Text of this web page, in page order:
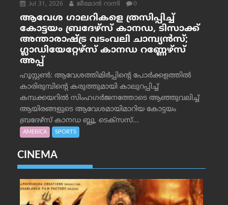
Jul 31, 2026 ജീമോന്‍ റാന്നി 0
ആവേശ ഗാലറികളെ ത്രസിപ്പിച്ച്
കോട്ടയം ബ്രദേഴ്‌സ് കാനഡ, ടിസാക്ക്
അന്താരാഷ്ട്ര വടംവലി ചാമ്പ്യന്‍സ്;
ഗ്ലാഡിയേറ്റേഴ്‌സ് കാനഡ റണ്ണേഴ്‌സ്
അപ്പ്
ഹൂസ്റ്റണ്‍: ആവേശത്തിമിര്‍പ്പിന്റെ പോര്‍ക്കളത്തില്‍
കാരിരുമ്പിന്റെ കരുത്തുമായി കാലുറപ്പിച്ച്
കമ്പക്കയറില്‍ സിംഹഗര്‍ജനത്തോടെ ആഞ്ഞുവലിച്ച്
ആയിരങ്ങളുടെ ആവേശമായിമാറിയ കോട്ടയം
ബ്രദേഴ്‌സ് കാനഡ ബ്ലൂ, ടെക്‌സസ്...
AMERICA SPORTS
CINEMA